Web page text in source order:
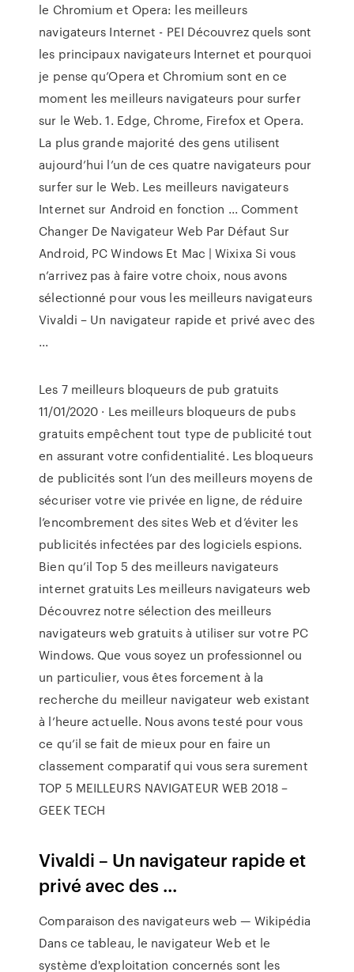
le Chromium et Opera: les meilleurs
navigateurs Internet - PEI Découvrez quels sont
les principaux navigateurs Internet et pourquoi
je pense qu’Opera et Chromium sont en ce
moment les meilleurs navigateurs pour surfer
sur le Web. 1. Edge, Chrome, Firefox et Opera.
La plus grande majorité des gens utilisent
aujourd’hui l’un de ces quatre navigateurs pour
surfer sur le Web. Les meilleurs navigateurs
Internet sur Android en fonction ... Comment
Changer De Navigateur Web Par Défaut Sur
Android, PC Windows Et Mac | Wixixa Si vous
n’arrivez pas à faire votre choix, nous avons
sélectionné pour vous les meilleurs navigateurs
Vivaldi – Un navigateur rapide et privé avec des
...
Les 7 meilleurs bloqueurs de pub gratuits
11/01/2020 · Les meilleurs bloqueurs de pubs
gratuits empêchent tout type de publicité tout
en assurant votre confidentialité. Les bloqueurs
de publicités sont l’un des meilleurs moyens de
sécuriser votre vie privée en ligne, de réduire
l’encombrement des sites Web et d’éviter les
publicités infectées par des logiciels espions.
Bien qu’il Top 5 des meilleurs navigateurs
internet gratuits Les meilleurs navigateurs web
Découvrez notre sélection des meilleurs
navigateurs web gratuits à utiliser sur votre PC
Windows. Que vous soyez un professionnel ou
un particulier, vous êtes forcement à la
recherche du meilleur navigateur web existant
à l’heure actuelle. Nous avons testé pour vous
ce qu’il se fait de mieux pour en faire un
classement comparatif qui vous sera surement
TOP 5 MEILLEURS NAVIGATEUR WEB 2018 –
GEEK TECH
Vivaldi – Un navigateur rapide et
privé avec des ...
Comparaison des navigateurs web — Wikipédia
Dans ce tableau, le navigateur Web et le
système d'exploitation concernés sont les